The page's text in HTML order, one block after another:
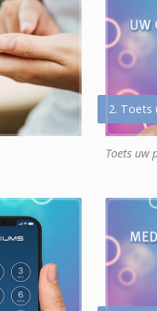
2. Toets
Toets uw